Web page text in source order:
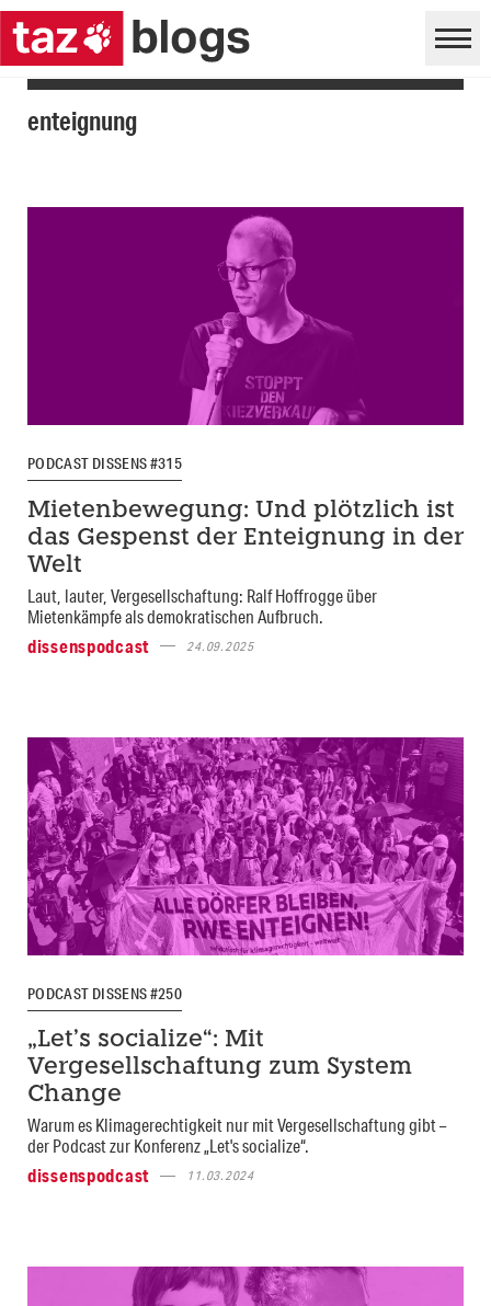
enteignung
PODCAST DISSENS #315
Mietenbewegung: Und plötzlich ist
das Gespenst der Enteignung in der
Welt
Laut, lauter, Vergesellschaftung: Ralf Hoffrogge über
Mietenkämpfe als demokratischen Aufbruch.
dissenspodcast
24.09.2025
PODCAST DISSENS #250
„Let’s socialize“: Mit
Vergesellschaftung zum System
Change
Warum es Klimagerechtigkeit nur mit Vergesellschaftung gibt –
der Podcast zur Konferenz „Let's socialize“.
dissenspodcast
11.03.2024